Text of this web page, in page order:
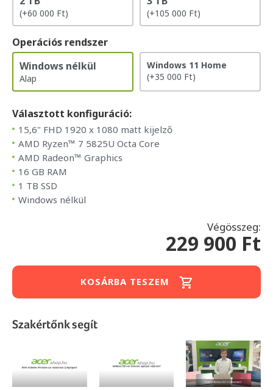
(+60 000 Ft) (+105 000 Ft)
Operációs rendszer
Windows nélkül
Alap
Windows 11 Home
(+35 000 Ft)
Választott konfiguráció:
15,6" FHD 1920 x 1080 matt kijelző
AMD Ryzen™ 7 5825U Octa Core
AMD Radeon™ Graphics
16 GB RAM
1 TB SSD
Windows nélkül
Végösszeg:
229 900 Ft
KOSÁRBA TESZEM
Szakértőnk segít